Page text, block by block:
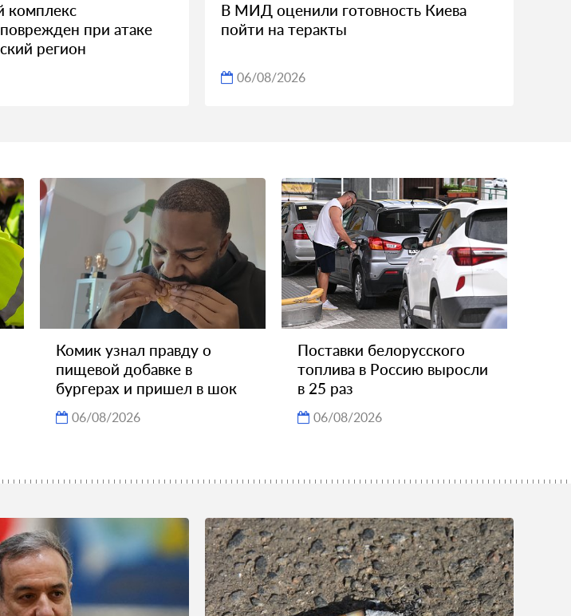
комплекс
при атаке
регион
В МИД оценили готовность Киева
пойти на теракты
06/08/2026
Комик узнал правду о
пищевой добавке в
бургерах и пришел в шок
06/08/2026
Поставки белорусского
топлива в Россию выросли
в 25 раз
06/08/2026